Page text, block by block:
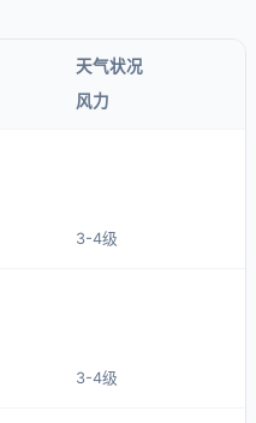
天气状况
风力
3-4级
3-4级